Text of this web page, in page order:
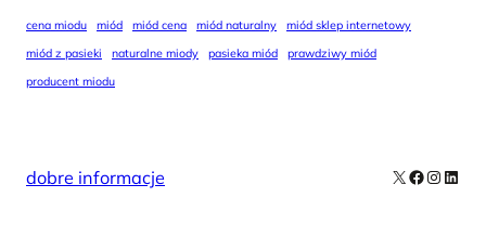
cena miodu miód miód cena miód naturalny
miód sklep internetowy
miód z pasieki
naturalne miody pasieka miód
prawdziwy miód
producent miodu
dobre informacje X Facebook